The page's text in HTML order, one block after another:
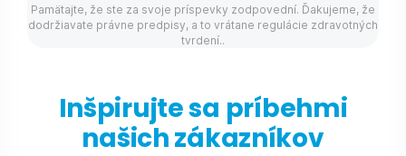
Pamätajte, že ste za svoje príspevky zodpovední. Ďakujeme, že
dodržiavate právne predpisy, a to vrátane regulácie zdravotných
tvrdení..
Inšpirujte sa príbehmi
našich zákazníkov